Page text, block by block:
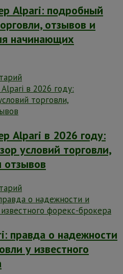
Alpari: подробный
отзывов и
начинающих
Alpari в 2026 году:
условий торговли,
отзывов
правда о надежности
у известного